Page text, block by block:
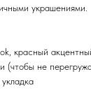
украшениями.
красный
(чтобы не